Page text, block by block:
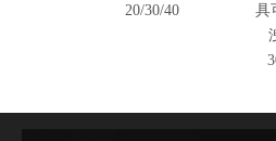
20/30/40
具